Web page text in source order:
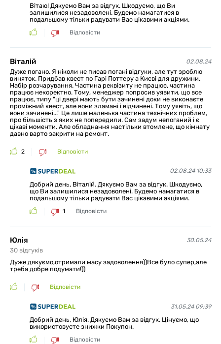
Вітаю! Дякуємо Вам за відгук. Шкодуємо, що Ви
залишилися незадоволені. Будемо намагатися в
подальшому тільки радувати Вас цікавими акціями.
Відповісти
Віталій 02.08.24
Дуже погано. Я ніколи не писав погані відгуки, але тут зроблю
виняток. Придбав квест по Гарі Поттеру а Києві для дружини.
Набір розчарування. Частина реквізиту не працює, частина
працює некоректно. Тому, менеджер попросив уявити, що все
працює, типу "ці двері мають бути зачинені доки не виконаєте
проміжний квест, але вони зламані і відчинені. Тому уявіть, що
вони зачинені..." Це лише маленька частина технічних проблем,
про більшість з яких не попередили. Сам задум непоганий і є
цікаві моменти. Але обладнання настільки втомлене, що кімнату
давно варто закрити на ремонт.
2 Відповісти
02.08.24 10:33
Добрий день, Віталій. Дякуємо Вам за відгук. Шкодуємо,
що Ви залишилися незадоволені. Будемо намагатися в
подальшому тільки радувати Вас цікавими акціями.
1 Відповісти
Юлія 30.05.24
30 відгуків
Дуже дякуємо,отримали масу задоволення))Все було супер,але
треба добре подумати!))
Відповісти
31.05.24 09:39
Добрий день, Юлія. Дякуємо Вам за відгук. Цінуємо, що
використовуєте знижки Покупон.
Відповісти